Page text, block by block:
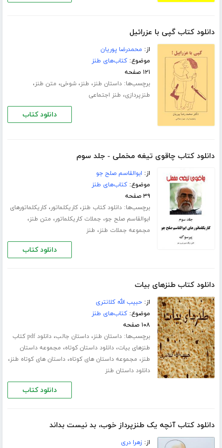
دانلود کتاب گپی با عزرائیل
از: محمدرضا پوریان
موضوع:کتاب‌های طنز
۱۲۱ صفحه
برچسب‌ها:داستان طنز، طنز،شوخی، متن طنز،
طنزپردازی، طنز اجتماعی
دانلود کتاب
دانلود کتاب چاقوی تیغه مخملی - جلد سوم
از: ابوالقاسم صلح جو
موضوع:کتاب‌های طنز
۳۹ صفحه
برچسب‌ها:دانلود کتاب طنز،کاریکلماتور،کاریکلماتورهای
ابوالقاسم صلح جو، جملات کاریکلماتور، متن طنز،
مجموعه جملات طنز، طنز
دانلود کتاب
دانلود کتاب طنزهای بیات
از:حبیب الله کلانتری
موضوع:کتاب‌های طنز
۱۰۸ صفحه
برچسب‌ها:داستان طنز،داستان جالب،
دانلود pdf کتاب
طنزهای بیات،دانلود داستان کوتاه، مجموعه داستان
طنز، مجموعه داستان های کوتاه،داستان های کوتاه طنز،
دانلود داستان طنز
دانلود کتاب
دانلود کتاب آنچه یک طنزپرداز خوب، بد نیست بداند
از:زهرا دری